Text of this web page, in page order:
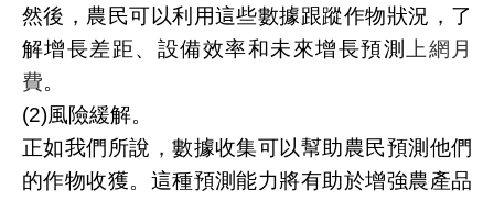
然後，農民可以利用這些數據跟蹤作物狀況，了
解增長差距、設備效率和未來增長預測
上網月
費。
(2)風險緩解。
正如我們所說，數據收集可以幫助農民預測他們
的作物收獲。這種預測能力將有助於增強農產品